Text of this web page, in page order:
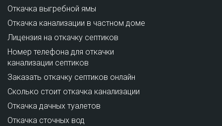
Откачка выгребной ямы
Откачка канализации в частном доме
Лицензия на откачку септиков
Номер телефона для откачки
канализации септиков
Заказать откачку септиков онлайн
Сколько стоит откачка канализации
Откачка дачных туалетов
Откачка сточных вод